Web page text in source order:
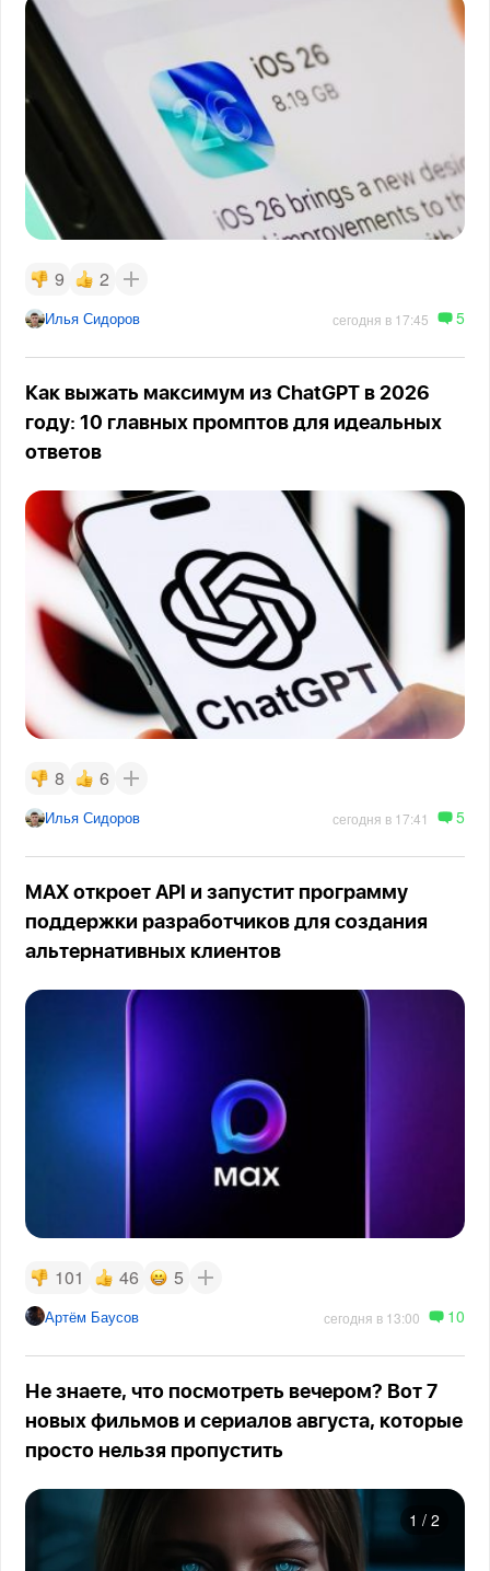
9 2
Илья Сидоров сегодня в 17:45 5
Как выжать максимум из ChatGPT в 2026
году: 10 главных промптов для идеальных
ответов
8 6
Илья Сидоров сегодня в 17:41 5
MAX откроет API и запустит программу
поддержки разработчиков для создания
альтернативных клиентов
101 46 5
Артём Баусов сегодня в 13:00 10
Не знаете, что посмотреть вечером? Вот 7
новых фильмов и сериалов августа, которые
просто нельзя пропустить
1 / 2